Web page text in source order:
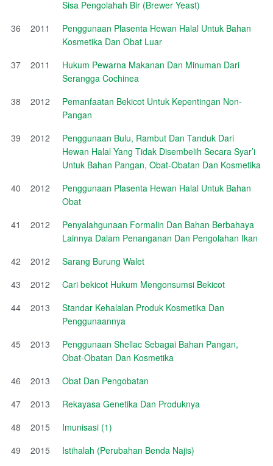
Sisa Pengolahah Bir (Brewer Yeast)
36
2011
Penggunaan Plasenta Hewan Halal Untuk Bahan
Kosmetika Dan Obat Luar
37
2011
Hukum Pewarna Makanan Dan Minuman Dari
Serangga Cochinea
38
2012
Pemanfaatan Bekicot Untuk Kepentingan Non-
Pangan
39
2012
Penggunaan Bulu, Rambut Dan Tanduk Dari
Hewan Halal Yang Tidak Disembelih Secara Syar’i
Untuk Bahan Pangan, Obat-Obatan Dan Kosmetika
40
2012
Penggunaan Plasenta Hewan Halal Untuk Bahan
Obat
41
2012
Penyalahgunaan Formalin Dan Bahan Berbahaya
Lainnya Dalam Penanganan Dan Pengolahan Ikan
42
2012
Sarang Burung Walet
43
2012
Cari bekicot Hukum Mengonsumsi Bekicot
44
2013
Standar Kehalalan Produk Kosmetika Dan
Penggunaannya
45
2013
Penggunaan Shellac Sebagai Bahan Pangan,
Obat-Obatan Dan Kosmetika
46
2013
Obat Dan Pengobatan
47
2013
Rekayasa Genetika Dan Produknya
48
2015
Imunisasi (1)
49
2015
Istihalah (Perubahan Benda Najis)